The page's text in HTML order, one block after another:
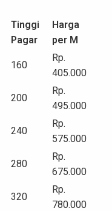
Tinggi
Pagar
Harga
per M
160
Rp.
405.000
200
Rp.
495.000
240
Rp.
575.000
280
Rp.
675.000
320
Rp.
780.000